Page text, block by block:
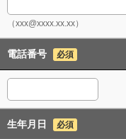
（xxx@xxxx.xx.xx）
電話番号 必須
生年月日 必須